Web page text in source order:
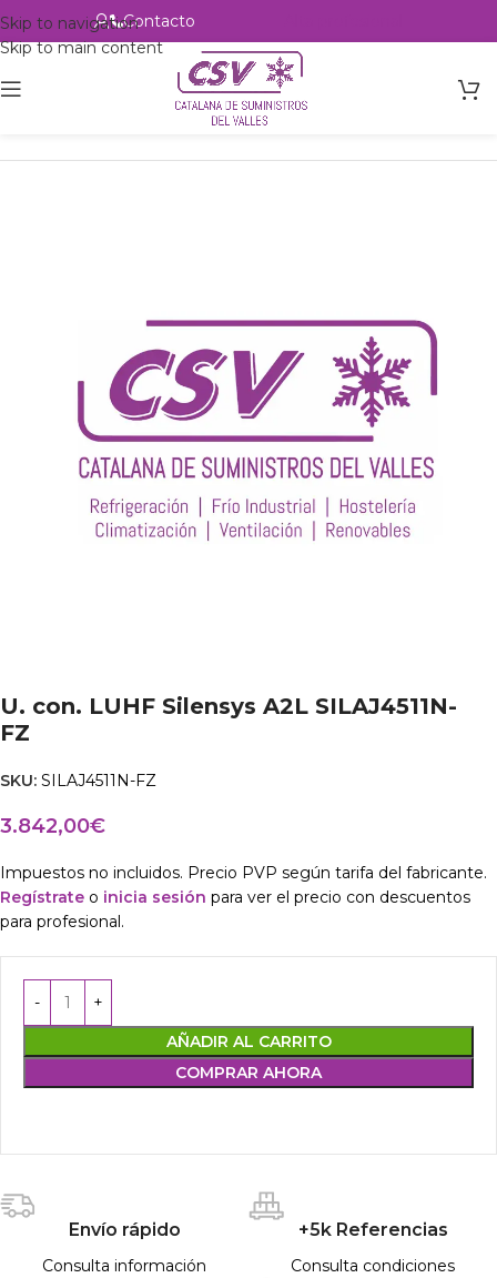
Skip to navigation
Skip to main content
Contacto
csvalles
U. con. LUHF Silensys A2L SILAJ4511N-
FZ
SKU: SILAJ4511N-FZ
3.842,00€
Impuestos no incluidos. Precio PVP según tarifa del fabricante.
Regístrate o inicia sesión para ver el precio con descuentos
para profesional.
AÑADIR AL CARRITO
COMPRAR AHORA
Envío rápido
Consulta información
+5k Referencias
Consulta condiciones